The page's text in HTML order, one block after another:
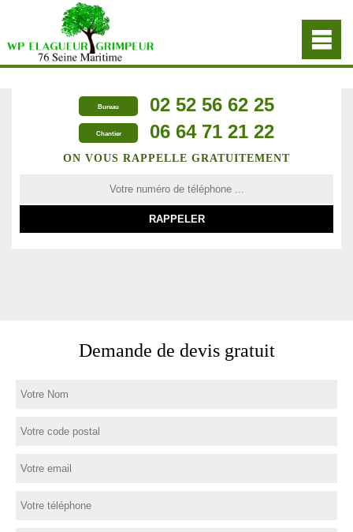
Bureau 02 52 56 62 25
Chantier 06 64 71 21 22
ON VOUS RAPPELLE GRATUITEMENT
Demande de devis gratuit